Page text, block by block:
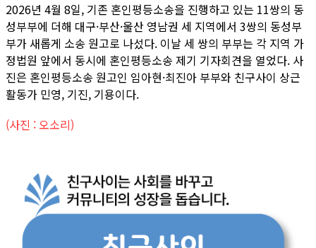
2026년 4월 8일, 기존 혼인평등소송을 진행하고 있는 11쌍의 동
성부부에 더해 대구·부산·울산 영남권 세 지역에서 3쌍의 동성부
부가 새롭게 소송 원고로 나섰다. 이날 세 쌍의 부부는 각 지역 가
정법원 앞에서 동시에 혼인평등소송 제기 기자회견을 열었다. 사
진은 혼인평등소송 원고인 임아현·최진아 부부와 친구사이 상근
활동가 민영, 기진, 기용이다.
(사진 : 오소리)